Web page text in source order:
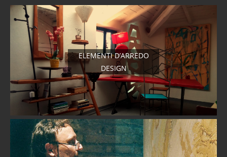
ELEMENTI D’ARREDO
DESIGN